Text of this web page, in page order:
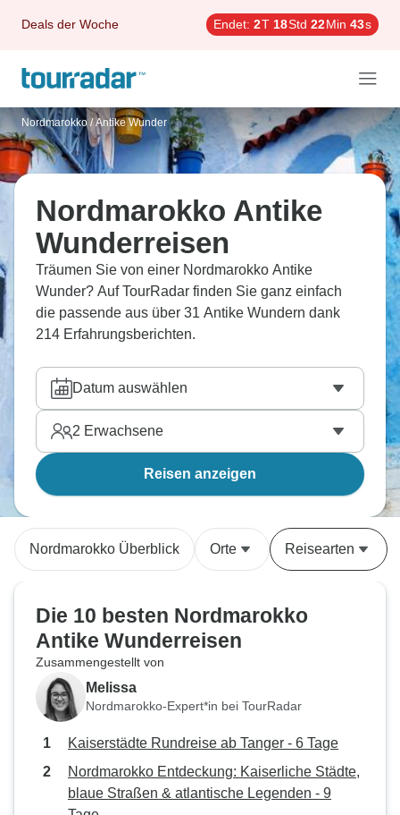
Deals der Woche Endet: 2T 18Std 22Min 42s
Nordmarokko / Antike Wunder
Nordmarokko Antike
Wunderreisen
Träumen Sie von einer Nordmarokko Antike
Wunder? Auf TourRadar finden Sie ganz einfach
die passende aus über 31 Antike Wundern dank
214 Erfahrungsberichten.
Datum auswählen
2 Erwachsene
Reisen anzeigen
Nordmarokko Überblick Orte Reisearten
Die 10 besten Nordmarokko
Antike Wunderreisen
Zusammengestellt von
Melissa
Nordmarokko-Expert*in bei TourRadar
Kaiserstädte Rundreise ab Tanger - 6 Tage
Nordmarokko Entdeckung: Kaiserliche Städte,
blaue Straßen & atlantische Legenden - 9